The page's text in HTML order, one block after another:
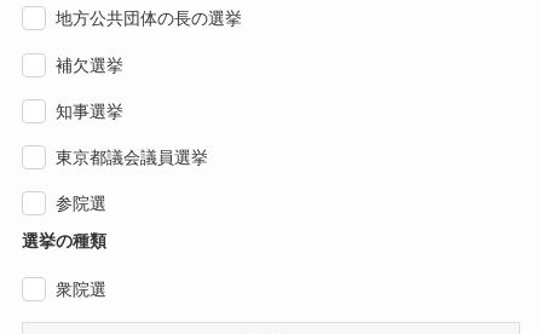
地方公共団体の長の選挙
補欠選挙
知事選挙
東京都議会議員選挙
参院選
選挙の種類
衆院選